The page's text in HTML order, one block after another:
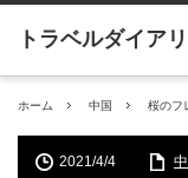
ホーム 中国 桜のフ
2021/4/4